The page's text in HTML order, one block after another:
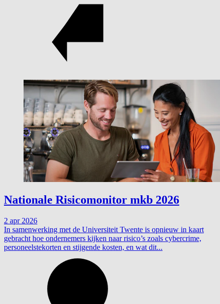
Nationale Risicomonitor mkb 2026
2 apr 2026
In samenwerking met de Universiteit Twente is opnieuw in kaart
gebracht hoe ondernemers kijken naar risico’s zoals cybercrime,
personeelstekorten en stijgende kosten, en wat dit...